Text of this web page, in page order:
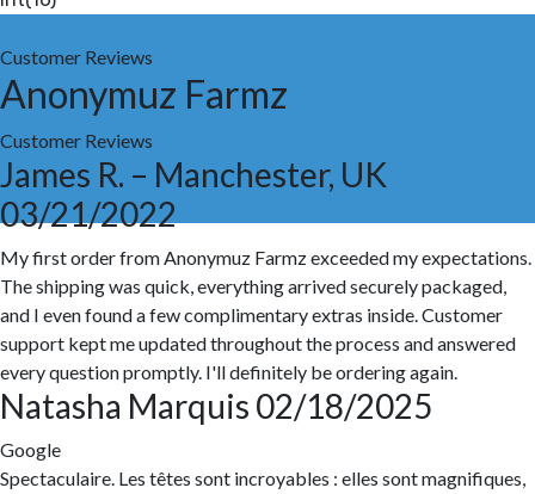
Customer Reviews
Anonymuz Farmz
Customer Reviews
James R. – Manchester, UK
03/21/2022
My first order from Anonymuz Farmz exceeded my expectations.
The shipping was quick, everything arrived securely packaged,
and I even found a few complimentary extras inside. Customer
support kept me updated throughout the process and answered
every question promptly. I'll definitely be ordering again.
Natasha Marquis 02/18/2025
Google
Spectaculaire. Les têtes sont incroyables : elles sont magnifiques,